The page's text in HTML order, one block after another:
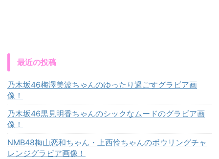
最近の投稿
乃木坂46梅澤美波ちゃんのゆったり過ごすグラビア画
像！
乃木坂46黒見明香ちゃんのシックなムードのグラビア画
像！
NMB48梅山恋和ちゃん・上西怜ちゃんのボウリングチャ
レンジグラビア画像！